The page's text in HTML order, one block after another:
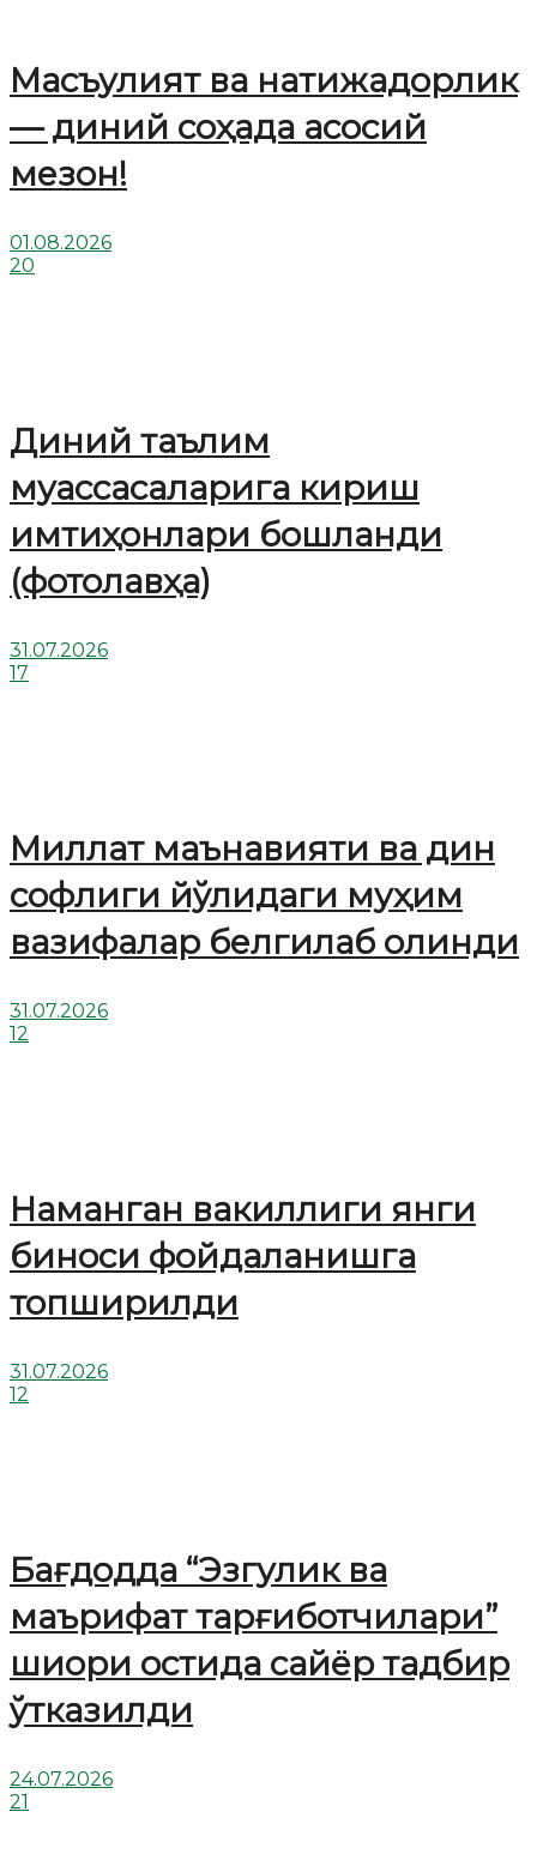
Масъулият ва натижадорлик
— диний соҳада асосий
мезон!
01.08.2026
20
Диний таълим
муассасаларига кириш
имтиҳонлари бошланди
(фотолавҳа)
31.07.2026
17
Миллат маънавияти ва дин
софлиги йўлидаги муҳим
вазифалар белгилаб олинди
31.07.2026
12
Наманган вакиллиги янги
биноси фойдаланишга
топширилди
31.07.2026
12
Бағдодда “Эзгулик ва
маърифат тарғиботчилари”
шиори остида сайёр тадбир
ўтказилди
24.07.2026
21